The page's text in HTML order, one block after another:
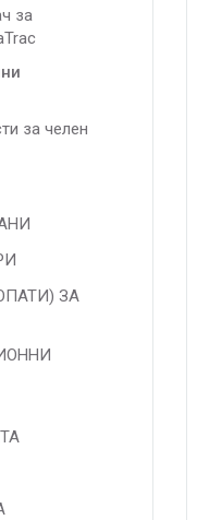
за
за челен
ЗА